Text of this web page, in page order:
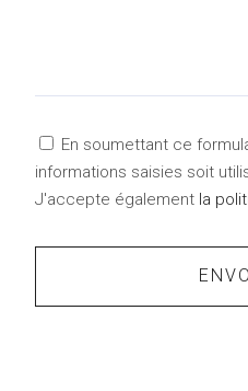
En soumettant ce
informations saisies soit
J'accepte également la